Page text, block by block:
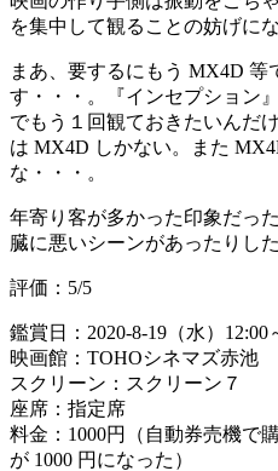
を集中して観ることの妨げにな
まあ、要するにもう MX4D
す・・・。『インセプション
でもう１回観ておきたいんだ
は MX4D しかない。また
な・・・。
年寄り客が多かった印象だっ
臓に悪いシーンがあったりし
評価：5/5
鑑賞日：2020-8-19（水）12:00
映画館：TOHOシネマズ赤池
スクリーン：スクリーン７
座席：指定席
料金：1000円（自動券売機で
が 1000 円になった）